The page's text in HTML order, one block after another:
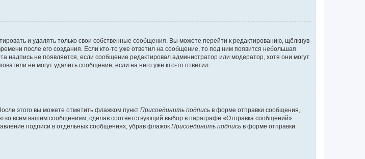
и удалять только свои собственные сообщения. Вы можете перейти к редактированию, щёлкнув
после его создания. Если кто-то уже ответил на сообщение, то под ним появится небольшая
надпись не появляется, если сообщение редактировал администратор или модератор, хотя они могут
не могут удалить сообщение, если на него уже кто-то ответил.
этого вы можете отметить флажком пункт Присоединить подпись в форме отправки сообщения,
всем вашим сообщениям, сделав соответствующий выбор в параграфе «Отправка сообщений»
подписи в отдельных сообщениях, убрав флажок Присоединить подпись в форме отправки